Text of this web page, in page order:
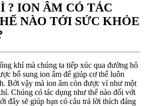
? ION ÂM CÓ TÁC
NÀO TỚI SỨC KHỎE
khí mà chúng ta tiếp xúc qua đường hô
bổ sung ion âm để giúp cơ thể luôn
Bởi vậy mà ion âm còn được ví như một
Chúng có tác dụng như thế nào đối với
đây sẽ giúp bạn có câu trả lời thích đáng